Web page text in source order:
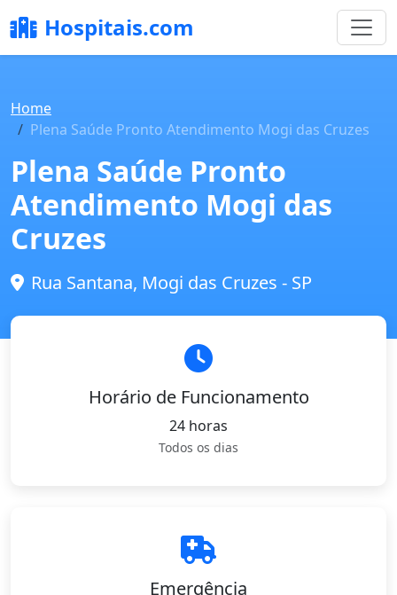
Hospitais.com
Home
Plena Saúde Pronto Atendimento Mogi das Cruzes
Plena Saúde Pronto
Atendimento Mogi das
Cruzes
Rua Santana, Mogi das Cruzes - SP
Horário de Funcionamento
24 horas
Todos os dias
Emergência